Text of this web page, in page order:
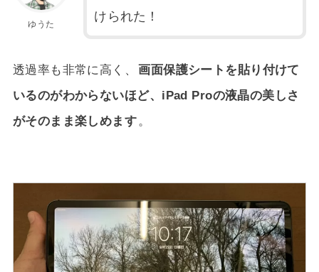
ゆうた
けられた！
透過率も非常に高く、 画面保護シートを貼り付けて
いるのがわからないほど、iPad Proの液晶の美しさ
がそのまま楽しめます 。